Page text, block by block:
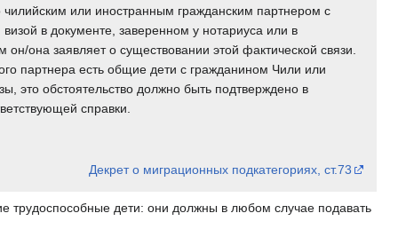
или иностранным гражданским партнером с
в документе, заверенном у нотариуса или в
он/она заявляет о существовании этой фактической связи.
партнера есть общие дети с гражданином Чили или
это обстоятельство должно быть подтверждено в
справки.
Декрет о миграционных подкатегориях, ст.73
трудоспособные дети: они должны в любом случае подавать